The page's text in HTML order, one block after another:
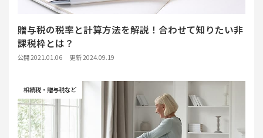
贈与税の税率と計算方法を解説！合わせて知りたい非
課税枠とは？
公開 2021.01.06 更新 2024.09.19
相続税・贈与税など